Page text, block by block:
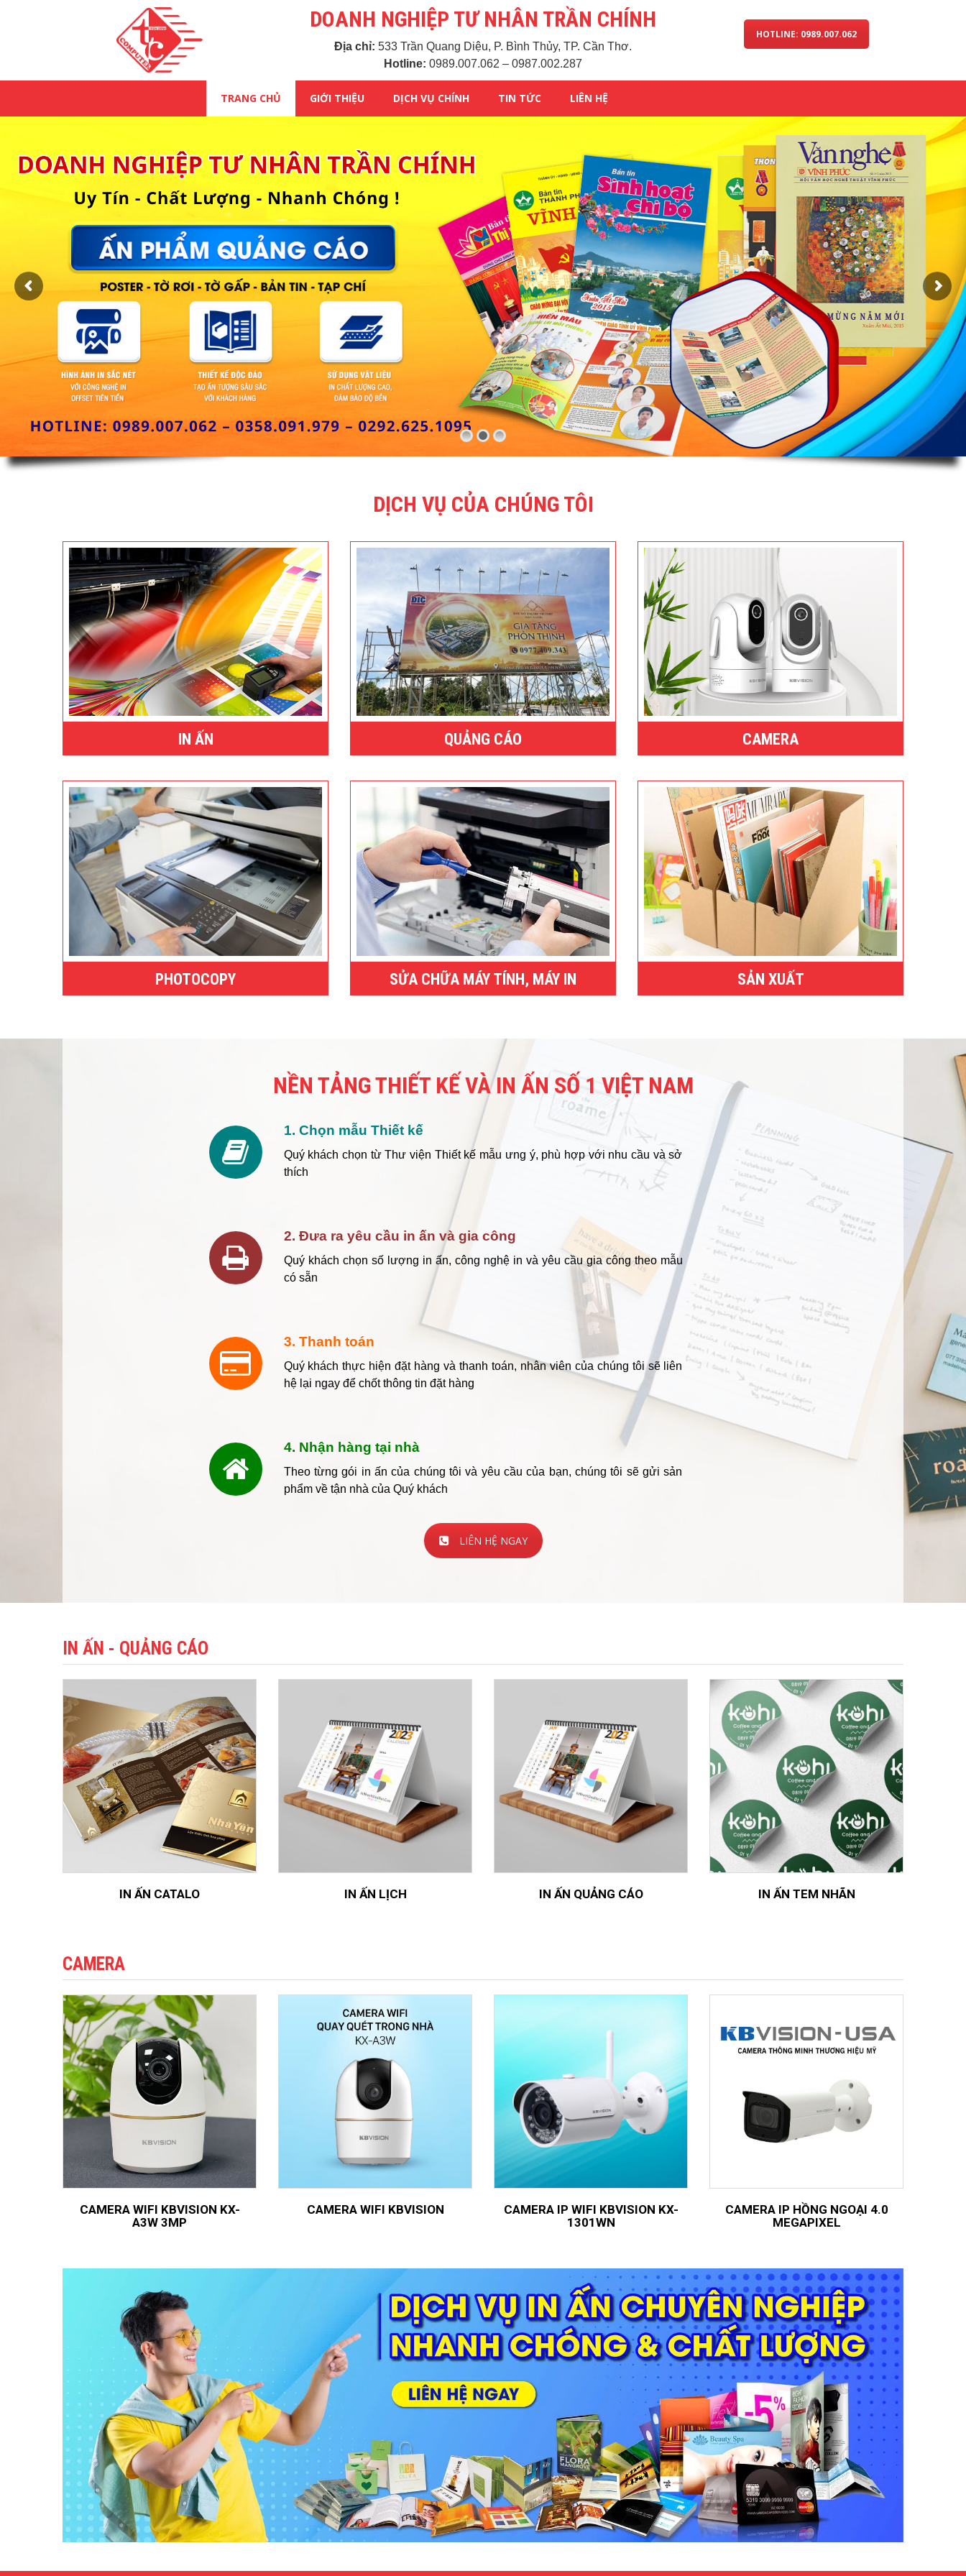
DOANH NGHIỆP TƯ NHÂN TRẦN CHÍNH
Địa chỉ: 533 Trần Quang Diệu, P. Bình Thủy, TP. Cần Thơ.
Hotline: 0989.007.062 – 0987.002.287
HOTLINE: 0989.007.062
TRANG CHỦ GIỚI THIỆU DỊCH VỤ CHÍNH TIN TỨC LIÊN HỆ
DỊCH VỤ CỦA CHÚNG TÔI
IN ẤN QUẢNG CÁO CAMERA
PHOTOCOPY SỬA CHỮA MÁY TÍNH, MÁY IN SẢN XUẤT
NỀN TẢNG THIẾT KẾ VÀ IN ẤN SỐ 1 VIỆT NAM
1. Chọn mẫu Thiết kế
Quý khách chọn từ Thư viện Thiết kế mẫu ưng ý, phù hợp với nhu cầu và sở
thích
2. Đưa ra yêu cầu in ấn và gia công
Quý khách chọn số lượng in ấn, công nghệ in và yêu cầu gia công theo mẫu
có sẵn
3. Thanh toán
Quý khách thực hiện đặt hàng và thanh toán, nhân viên của chúng tôi sẽ liên
hệ lại ngay để chốt thông tin đặt hàng
4. Nhận hàng tại nhà
Theo từng gói in ấn của chúng tôi và yêu cầu của bạn, chúng tôi sẽ gửi sản
phẩm về tận nhà của Quý khách
LIÊN HỆ NGAY
IN ẤN - QUẢNG CÁO
IN ẤN CATALO IN ẤN LỊCH IN ẤN QUẢNG CÁO IN ẤN TEM NHÃN
CAMERA
CAMERA WIFI KBVISION KX-
A3W 3MP
CAMERA WIFI KBVISION
CAMERA IP WIFI KBVISION KX-
1301WN
CAMERA IP HỒNG NGOẠI 4.0
MEGAPIXEL